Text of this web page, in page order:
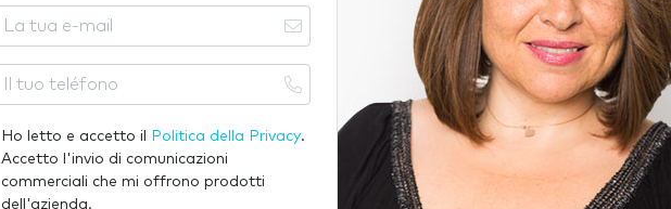
Ho letto e accetto il Politica della Privacy.
Accetto l'invio di comunicazioni
commerciali che mi offrono prodotti
dell'azienda.